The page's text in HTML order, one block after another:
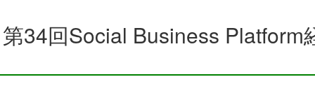
34回Social Business Platform